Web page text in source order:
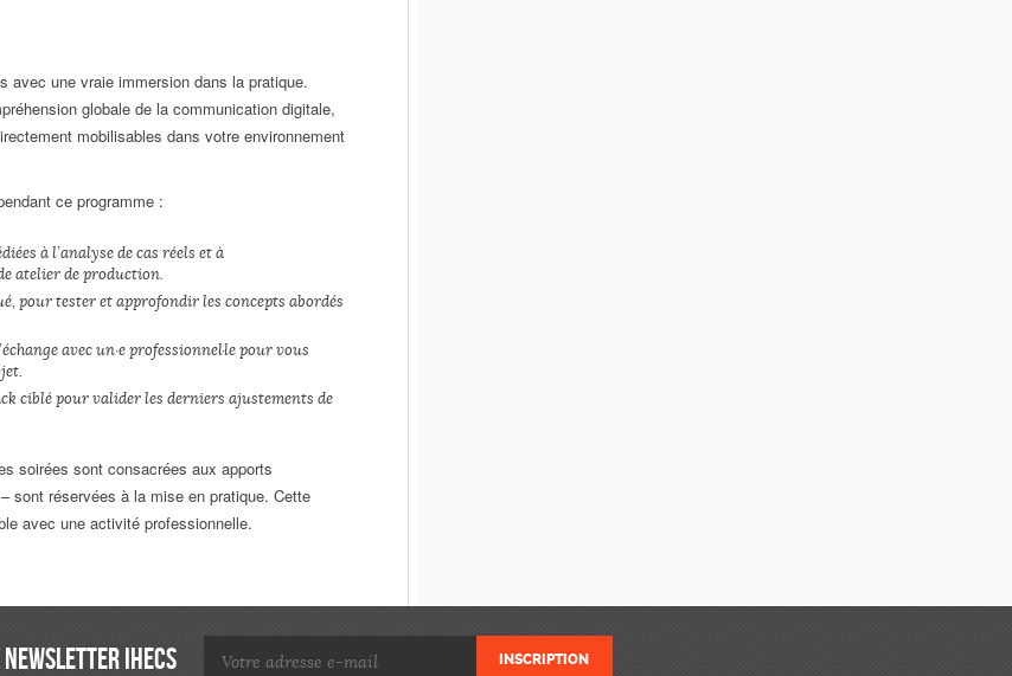
avec une vraie immersion dans la pratique.
globale de la communication digitale,
mobilisables dans votre environnement
ce programme :
à l’analyse de cas réels et à
atelier de production.
pour tester et approfondir les concepts abordés
avec un·e professionnel·le pour vous
ciblé pour valider les derniers ajustements de
soirées sont consacrées aux apports
sont réservées à la mise en pratique. Cette
avec une activité professionnelle.
IHECS